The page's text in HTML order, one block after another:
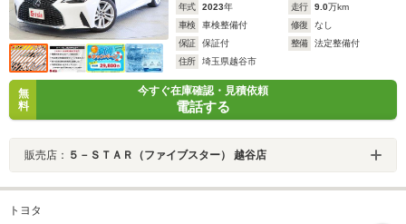
年式 2023年 走行 9.0万km
車検
車検整備付 修復
なし
保証
保証付 整備
法定整備付
住所
埼玉県越谷市
無
料
今すぐ在庫確認・見積依頼
電話する
販売店： ５－ＳＴＡＲ（ファイブスター） 越谷店
トヨタ